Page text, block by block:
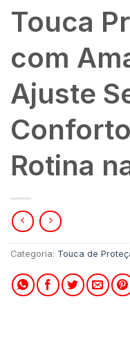
Touca
com
Ajuste
Rotina
Categoria: Touca de